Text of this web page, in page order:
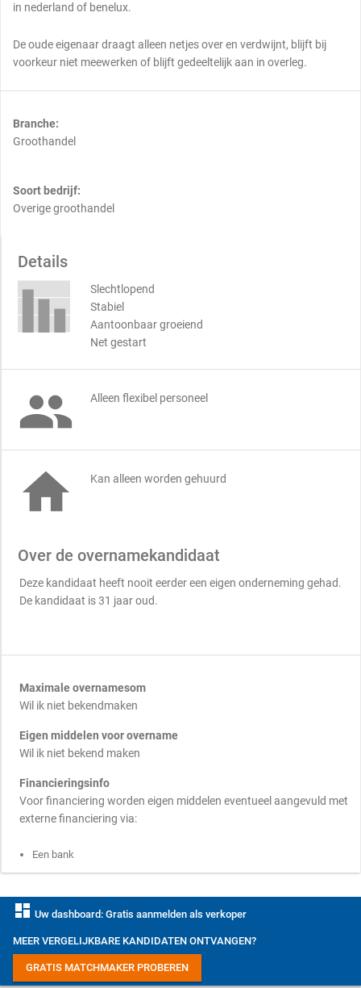
in nederland of benelux.
De oude eigenaar draagt alleen netjes over en verdwijnt, blijft bij
voorkeur niet meewerken of blijft gedeeltelijk aan in overleg.
Branche:
Groothandel
Soort bedrijf:
Overige groothandel
Details
Slechtlopend
Stabiel
Aantoonbaar groeiend
Net gestart
 Alleen flexibel personeel
 Kan alleen worden gehuurd
Over de overnamekandidaat
Deze kandidaat heeft nooit eerder een eigen onderneming gehad.
De kandidaat is 31 jaar oud.
Maximale overnamesom
Wil ik niet bekendmaken
Eigen middelen voor overname
Wil ik niet bekend maken
Financieringsinfo
Voor financiering worden eigen middelen eventueel aangevuld met
externe financiering via:
Een bank
dashboard Uw dashboard: Gratis aanmelden als verkoper
MEER VERGELIJKBARE KANDIDATEN ONTVANGEN?
GRATIS MATCHMAKER PROBEREN